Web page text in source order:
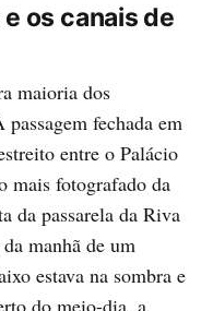
os canais de
maioria dos
fechada em
entre o Palácio
mais fotografado da
da passarela da Riva
manhã de um
estava na sombra e
do meio-dia, a